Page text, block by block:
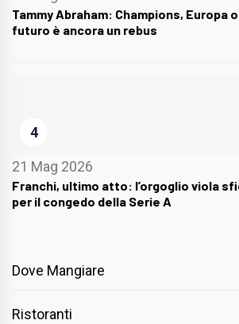
Tammy Abraham: Champions, Europa
futuro è ancora un rebus
4
21 Mag 2026
Franchi, ultimo atto: l’orgoglio viola
per il congedo della Serie A
Dove Mangiare
Ristoranti